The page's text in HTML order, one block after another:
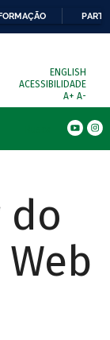
ENGLISH
ACESSIBILIDADE
A+ A-
do